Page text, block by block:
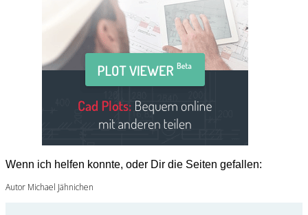
Wenn ich helfen konnte, oder Dir die Seiten gefallen:
Autor Michael Jähnichen